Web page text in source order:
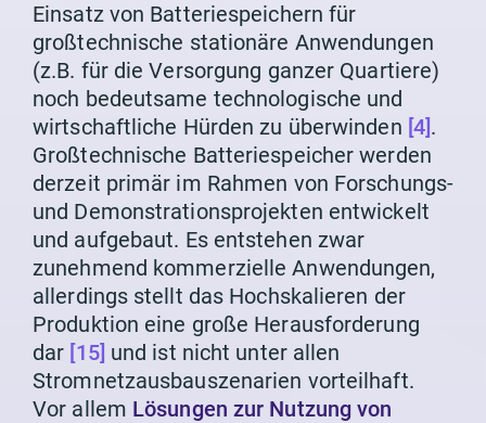
Einsatz von Batteriespeichern für
großtechnische stationäre Anwendungen
(z.B. für die Versorgung ganzer Quartiere)
noch bedeutsame technologische und
wirtschaftliche Hürden zu überwinden [4].
Großtechnische Batteriespeicher werden
derzeit primär im Rahmen von Forschungs-
und Demonstrationsprojekten entwickelt
und aufgebaut. Es entstehen zwar
zunehmend kommerzielle Anwendungen,
allerdings stellt das Hochskalieren der
Produktion eine große Herausforderung
dar [15] und ist nicht unter allen
Stromnetzausbauszenarien vorteilhaft.
Vor allem Lösungen zur Nutzung von